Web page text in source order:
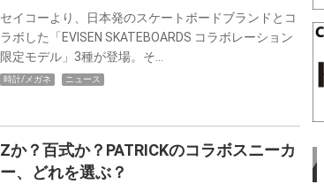
セイコーより、日本発のスケートボードブランドとコ
ラボした「EVISEN SKATEBOARDS コラボレーション
限定モデル」3種が登場。そ…
時計/メガネ ニュース
Zか？百式か？PATRICKのコラボスニーカ
ー、どれを選ぶ？